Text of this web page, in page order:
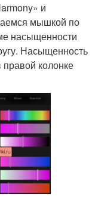
и
мышкой по
насыщенности
Насыщенность
колонке